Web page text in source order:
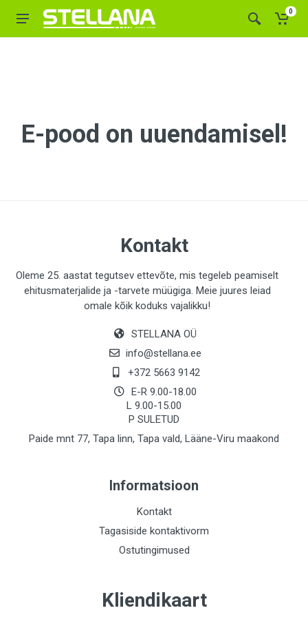
0
E-pood on uuendamisel!
Kontakt
Oleme 25. aastat tegutsev ettevõte, mis tegeleb peamiselt
ehitusmaterjalide ja -tarvete müügiga. Meie juures leiad
omale kõik koduks vajalikku!
STELLANA OÜ
info@stellana.ee
+372 5663 9142
E-R 9.00-18.00
L 9.00-15.00
P SULETUD
Paide mnt 77, Tapa linn, Tapa vald, Lääne-Viru maakond
Informatsioon
Kontakt
Tagasiside kontaktivorm
Ostutingimused
Kliendikaart